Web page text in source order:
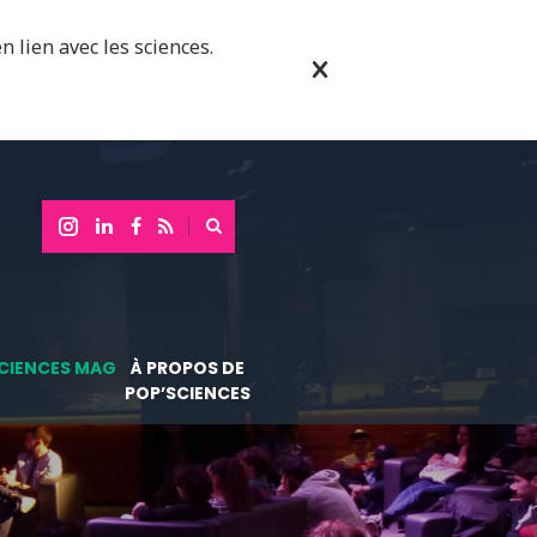
lien avec les sciences.
MAG
À PROPOS DE
POP’SCIENCES